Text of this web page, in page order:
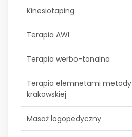
Kinesiotaping
Terapia AWI
Terapia werbo-tonalna
Terapia elemnetami metody
krakowskiej
Masaż logopedyczny